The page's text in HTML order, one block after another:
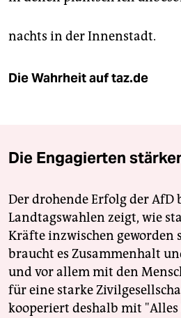
nachts in der Innenstadt.
Die Wahrheit auf taz.de
Die Engagierten
Der drohende Erfolg der AfD
Landtagswahlen zeigt, wie
Kräfte inzwischen geworden
braucht es Zusammenhalt
und vor allem mit den
für eine starke
kooperiert deshalb mit